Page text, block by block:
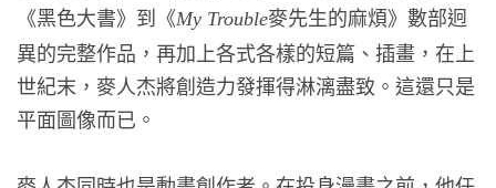
《黑色大書》到《My Trouble麥先生的麻煩》數部迥
異的完整作品，再加上各式各樣的短篇、插畫，在上
世紀末，麥人杰將創造力發揮得淋漓盡致。這還只是
平面圖像而已。